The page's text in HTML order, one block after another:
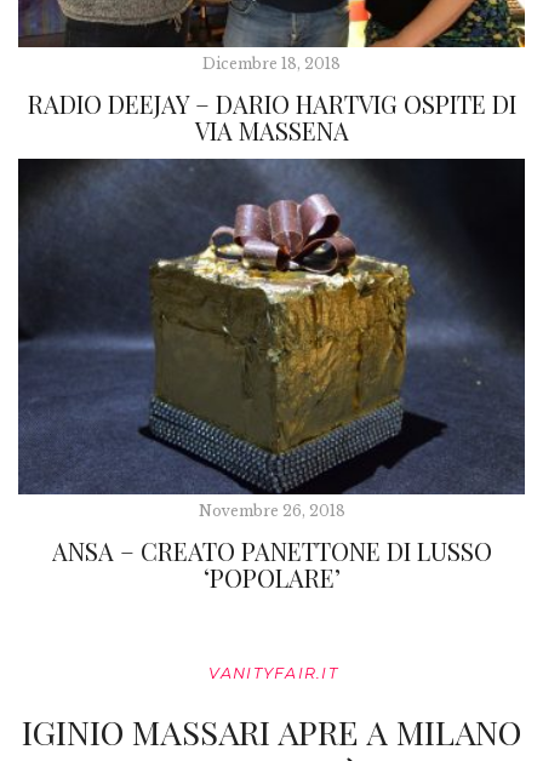
Dicembre 18, 2018
RADIO DEEJAY – DARIO HARTVIG OSPITE DI
VIA MASSENA
Novembre 26, 2018
ANSA – CREATO PANETTONE DI LUSSO
‘POPOLARE’
VANITYFAIR.IT
IGINIO MASSARI APRE A MILANO